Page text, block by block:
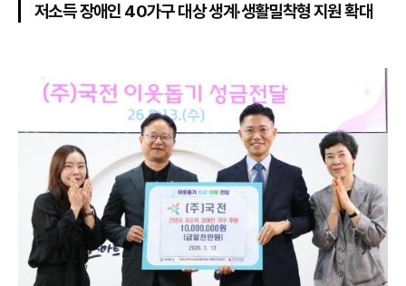
저소득 장애인 40가구 대상 생계·생활밀착형 지원 확대